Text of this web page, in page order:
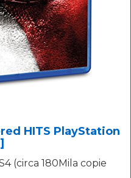
HITS PlayStation
(circa 180Mila copie